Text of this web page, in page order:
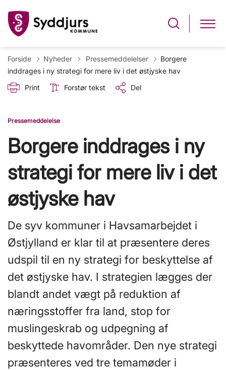
Forside Nyheder Tilbage til
Pressemeddelelser
Borgere
inddrages i ny strategi for mere liv i det østjyske hav
Print
Forstør tekst Del
Pressemeddelelse
Borgere inddrages i ny
strategi for mere liv i det
østjyske hav
De syv kommuner i Havsamarbejdet i
Østjylland er klar til at præsentere deres
udspil til en ny strategi for beskyttelse af
det østjyske hav. I strategien lægges der
blandt andet vægt på reduktion af
næringsstoffer fra land, stop for
muslingeskrab og udpegning af
beskyttede havområder. Den nye strategi
præsenteres ved tre temamøder i